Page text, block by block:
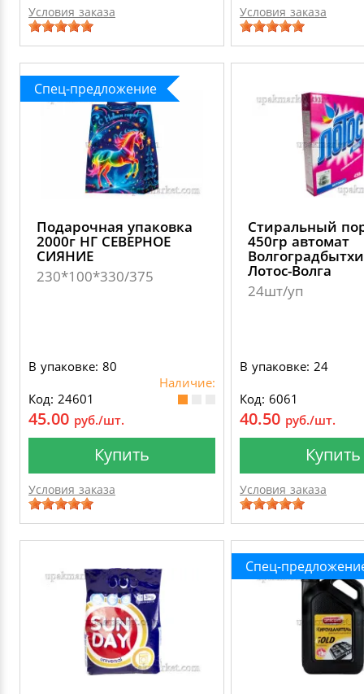
Условия заказа Условия заказа
Спец-предложение
Подарочная упаковка
2000г НГ СЕВЕРНОЕ
СИЯНИЕ
230*100*330/375
В упаковке: 80
Наличие:
Код: 24601
45.00 руб./шт.
Купить
Условия заказа
Стиральный
450гр автомат
Лотос-Волга
24шт/уп
В упаковке: 24
Код: 6061
40.50 руб./шт.
Купить
Условия заказа
Спец-